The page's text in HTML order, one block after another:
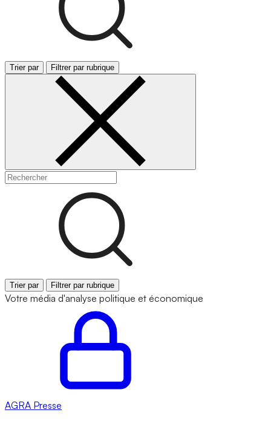
Trier par Filtrer par rubrique
Trier par Filtrer par rubrique
Votre média d'analyse politique et économique
AGRA Presse